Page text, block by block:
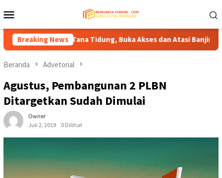
ke
Mobile
Breaking NewsTidung, Buka Akses dan Atasi Banjir Wilayah
Beranda Advetorial
Agustus, Pembangunan 2 PLBN
Ditargetkan Sudah Dimulai
Owner
Juli 2, 2019
0 Dilihat